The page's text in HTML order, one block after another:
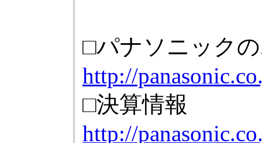
□パナソニック
http://
□決算情報
http://